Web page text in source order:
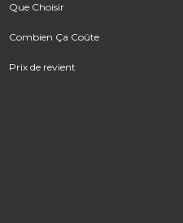
Que Choisir
Combien Ça Coûte
Prix de revient